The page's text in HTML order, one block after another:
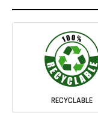
RECYCLABLE